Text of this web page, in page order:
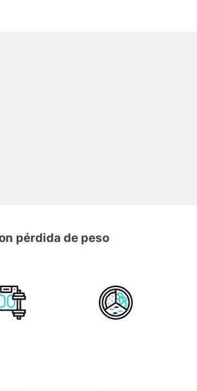
pérdida de peso